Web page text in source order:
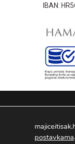
IBAN:
PIN
postavkama.